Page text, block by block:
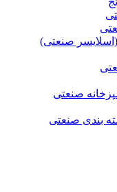
صنعتی)
صنعتی
بندی صنعتی